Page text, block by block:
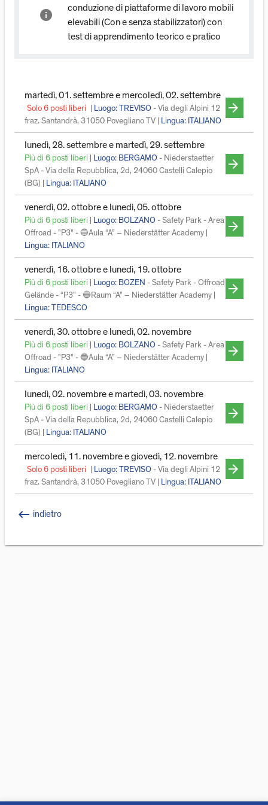
info
conduzione di piattaforme di lavoro mobili
elevabili (Con e senza stabilizzatori) con
test di apprendimento teorico e pratico
martedì, 01. settembre e mercoledì, 02. settembre
Solo 6 posti liberi Luogo: TREVISO - Via degli Alpini 12
fraz. Santandrà, 31050 Povegliano TV |
Lingua: ITALIANO
arrow_forward
lunedì, 28. settembre e martedì, 29. settembre
Più di 6 posti liberi Luogo: BERGAMO - Niederstaetter
SpA - Via della Repubblica, 2d, 24060 Castelli Calepio
(BG) |
Lingua: ITALIANO
arrow_forward
venerdì, 02. ottobre e lunedì, 05. ottobre
Più di 6 posti liberi Luogo: BOLZANO - Safety Park - Area
Offroad - "P3" - 🔵Aula “A” – Niederstätter Academy |
Lingua: ITALIANO
arrow_forward
venerdì, 16. ottobre e lunedì, 19. ottobre
Più di 6 posti liberi Luogo: BOZEN - Safety Park - Offroad
Gelände - “P3” - 🔵Raum “A” – Niederstätter Academy |
Lingua: TEDESCO
arrow_forward
venerdì, 30. ottobre e lunedì, 02. novembre
Più di 6 posti liberi Luogo: BOLZANO - Safety Park - Area
Offroad - "P3" - 🔵Aula “A” – Niederstätter Academy |
Lingua: ITALIANO
arrow_forward
lunedì, 02. novembre e martedì, 03. novembre
Più di 6 posti liberi Luogo: BERGAMO - Niederstaetter
SpA - Via della Repubblica, 2d, 24060 Castelli Calepio
(BG) |
Lingua: ITALIANO
arrow_forward
mercoledì, 11. novembre e giovedì, 12. novembre
Solo 6 posti liberi Luogo: TREVISO - Via degli Alpini 12
fraz. Santandrà, 31050 Povegliano TV |
Lingua: ITALIANO
arrow_forward
keyboard_backspace indietro